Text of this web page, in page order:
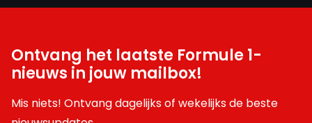
Ontvang het laatste Formule 1-
nieuws in jouw mailbox!
Mis niets! Ontvang dagelijks of wekelijks de beste